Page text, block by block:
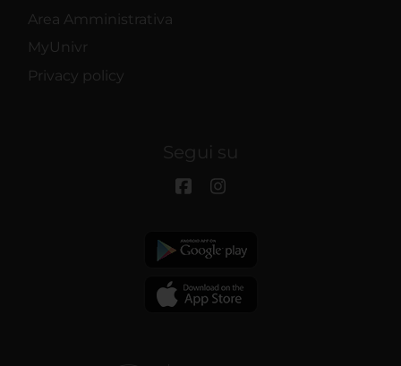
Area Amministrativa
MyUnivr
Privacy policy
Segui su